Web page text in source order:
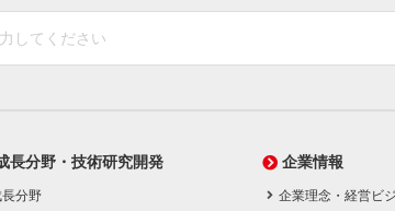
長分野・技術研究開発
分野
企業情報
企業理念・経営ビ